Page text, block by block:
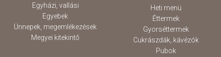
Egyházi, vallási
Egyebek
Ünnepek, megemlékezések
Megyei kitekintő
Heti menü
Éttermek
Gyorséttermek
Cukrászdák, kávézók
Pubok